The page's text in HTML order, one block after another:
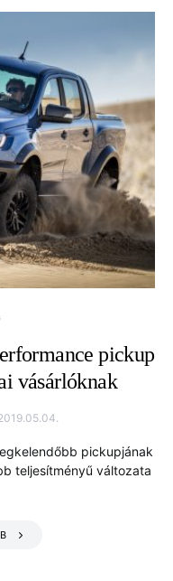
pickup
vásárlóknak
pickupjának
teljesítményű változata